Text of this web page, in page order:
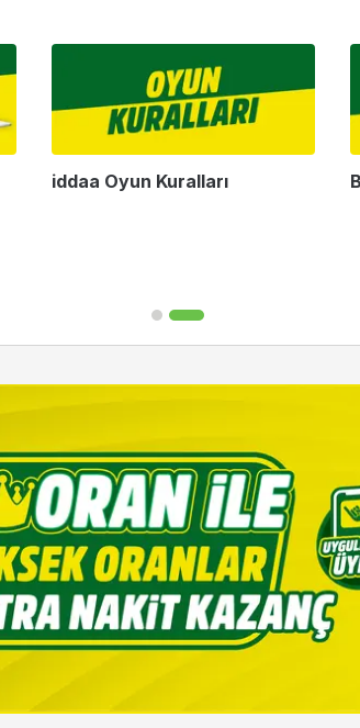
iddaa Oyun Kuralları